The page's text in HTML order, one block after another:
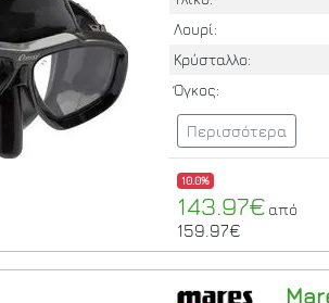
Λουρί:
Κρύσταλλο:
Όγκος:
Περισσότερα
10.0%
143.97€ από
159.97€